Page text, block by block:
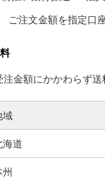
ご注文金額を指定口
注金額にかかわらず
域
海道
州